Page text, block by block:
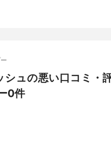
ュの悪い口コミ・
0件